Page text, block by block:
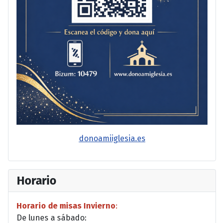
donoamiiglesia.es
Horario
Horario de misas Invierno:
De lunes a sábado: